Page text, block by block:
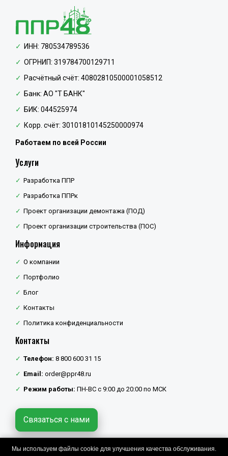
ИНН: 780534789536
ОГРНИП: 319784700129711
Расчётный счёт: 40802810500001058512
Банк: АО "Т БАНК"
БИК: 044525974
Корр. счёт: 30101810145250000974
Работаем по всей России
Услуги
Разработка ППР
Разработка ППРк
Проект организации демонтажа (ПОД)
Проект организации строительства (ПОС)
Информация
О компании
Портфолио
Блог
Контакты
Политика конфиденциальности
Контакты
Телефон: 8 800 600 31 15
Email: order@ppr48.ru
Режим работы: ПН-ВС с 9:00 до 20:00 по МСК
Связаться с нами
Мы используем файлы cookie для улучшения качества обслуживания.